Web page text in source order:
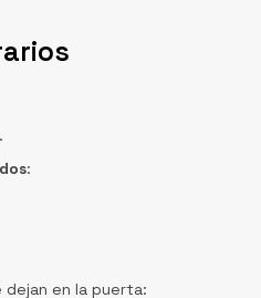
:
en la puerta: